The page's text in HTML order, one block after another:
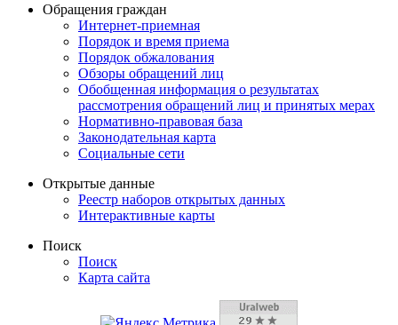
Обращения граждан
Интернет-приемная
Порядок и время приема
Порядок обжалования
Обзоры обращений лиц
Обобщенная информация о результатах
рассмотрения обращений лиц и принятых мерах
Нормативно-правовая база
Законодательная карта
Социальные сети
Открытые данные
Реестр наборов открытых данных
Интерактивные карты
Поиск
Поиск
Карта сайта